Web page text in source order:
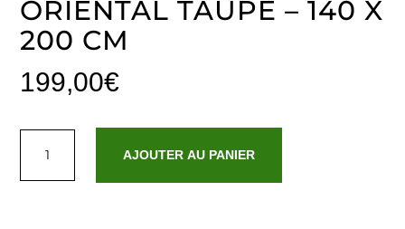
ORIENTAL TAUPE – 140 X
200 CM
199,00€
Édredon
AJOUTER AU PANIER